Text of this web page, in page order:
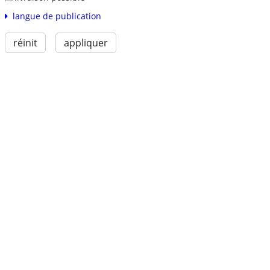
langue de publication
réinit appliquer